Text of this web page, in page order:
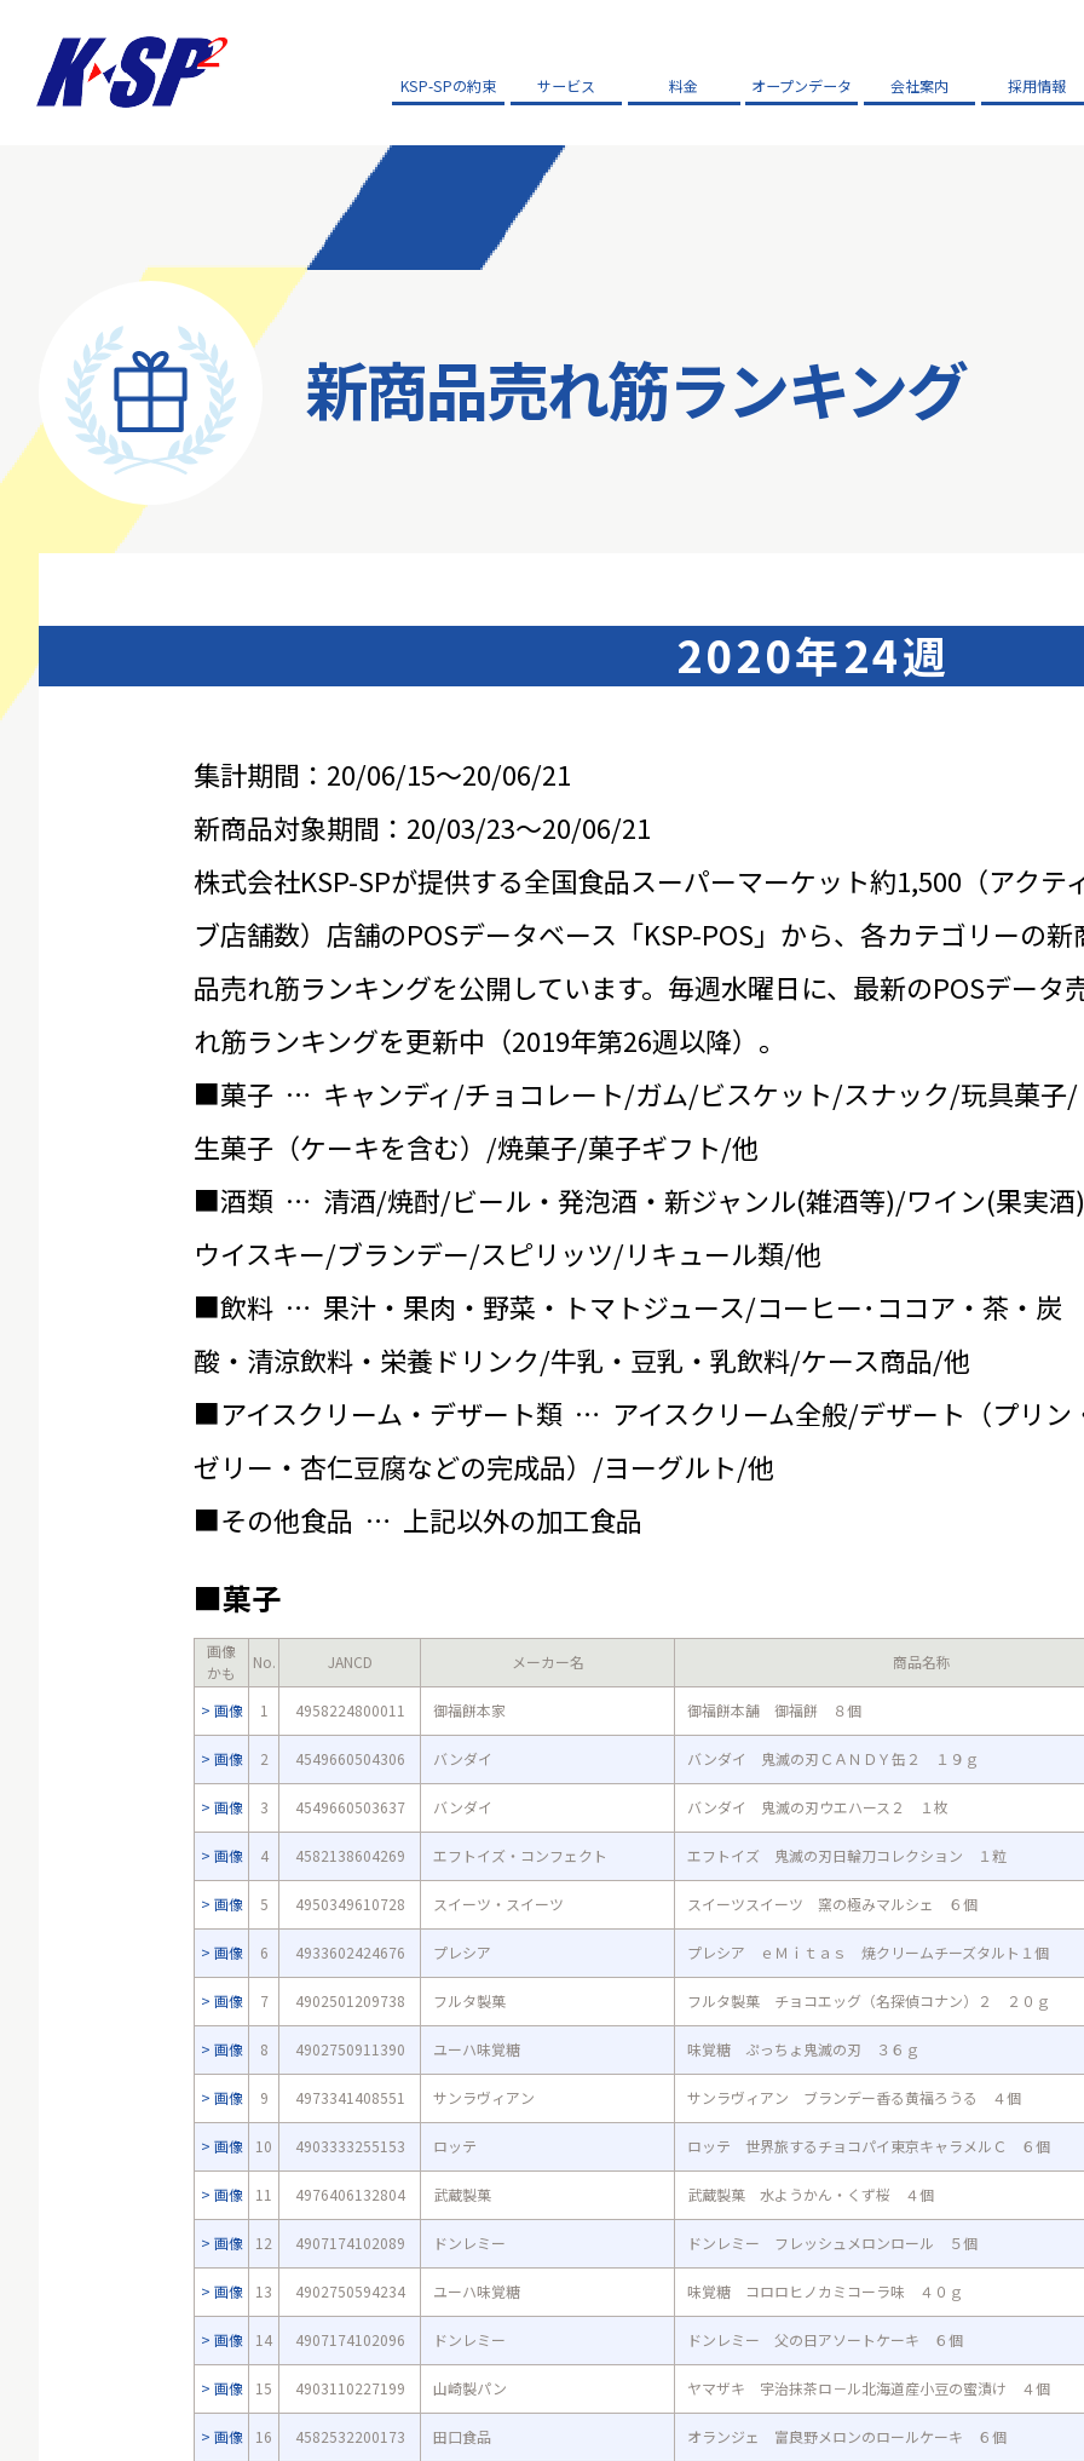
KSP-SPの約束 サービス 料金 オープンデータ 会社案内 採用情報
新商品売れ筋ランキング
2020年24週
集計期間：20/06/15～20/06/21
新商品対象期間：20/03/23～20/06/21
株式会社KSP-SPが提供する全国食品スーパーマーケット約1,500（アクテ
ブ店舗数）店舗のPOSデータベース「KSP-POS」から、各カテゴリーの新
品売れ筋ランキングを公開しています。毎週水曜日に、最新のPOSデータ
れ筋ランキングを更新中（2019年第26週以降）。
■菓子 … キャンディ/チョコレート/ガム/ビスケット/スナック/玩具菓子/
生菓子（ケーキを含む）/焼菓子/菓子ギフト/他
■酒類 … 清酒/焼酎/ビール・発泡酒・新ジャンル(雑酒等)/ワイン(果実
ウイスキー/ブランデー/スピリッツ/リキュール類/他
■飲料 … 果汁・果肉・野菜・トマトジュース/コーヒー･ココア・茶・炭
酸・清涼飲料・栄養ドリンク/牛乳・豆乳・乳飲料/ケース商品/他
■アイスクリーム・デザート類 … アイスクリーム全般/デザート（プリン
ゼリー・杏仁豆腐などの完成品）/ヨーグルト/他
■その他食品 … 上記以外の加工食品
■菓子
画像
かも
No. JANCD メーカー名 商品名称
画像 1 4958224800011 御福餅本家 御福餅本舗 御福餅 ８個
画像 2 4549660504306 バンダイ バンダイ 鬼滅の刃ＣＡＮＤＹ缶２ １９ｇ
画像 3 4549660503637 バンダイ バンダイ 鬼滅の刃ウエハース２ １枚
画像 4 4582138604269 エフトイズ・コンフェクト エフトイズ 鬼滅の刃日輪刀コレクション １粒
画像 5 4950349610728 スイーツ・スイーツ スイーツスイーツ 窯の極みマルシェ ６個
画像 6 4933602424676 プレシア プレシア ｅＭｉｔａｓ 焼クリームチーズタルト１個
画像 7 4902501209738 フルタ製菓 フルタ製菓 チョコエッグ（名探偵コナン）２ ２０ｇ
画像 8 4902750911390 ユーハ味覚糖 味覚糖 ぷっちょ鬼滅の刃 ３６ｇ
画像 9 4973341408551 サンラヴィアン サンラヴィアン ブランデー香る黄福ろうる ４個
画像 10 4903333255153 ロッテ ロッテ 世界旅するチョコパイ東京キャラメルＣ ６個
画像 11 4976406132804 武蔵製菓 武蔵製菓 水ようかん・くず桜 ４個
画像 12 4907174102089 ドンレミー ドンレミー フレッシュメロンロール ５個
画像 13 4902750594234 ユーハ味覚糖 味覚糖 コロロヒノカミコーラ味 ４０ｇ
画像 14 4907174102096 ドンレミー ドンレミー 父の日アソートケーキ ６個
画像 15 4903110227199 山崎製パン ヤマザキ 宇治抹茶ロ－ル北海道産小豆の蜜漬け ４個
画像 16 4582532200173 田口食品 オランジェ 富良野メロンのロールケーキ ６個